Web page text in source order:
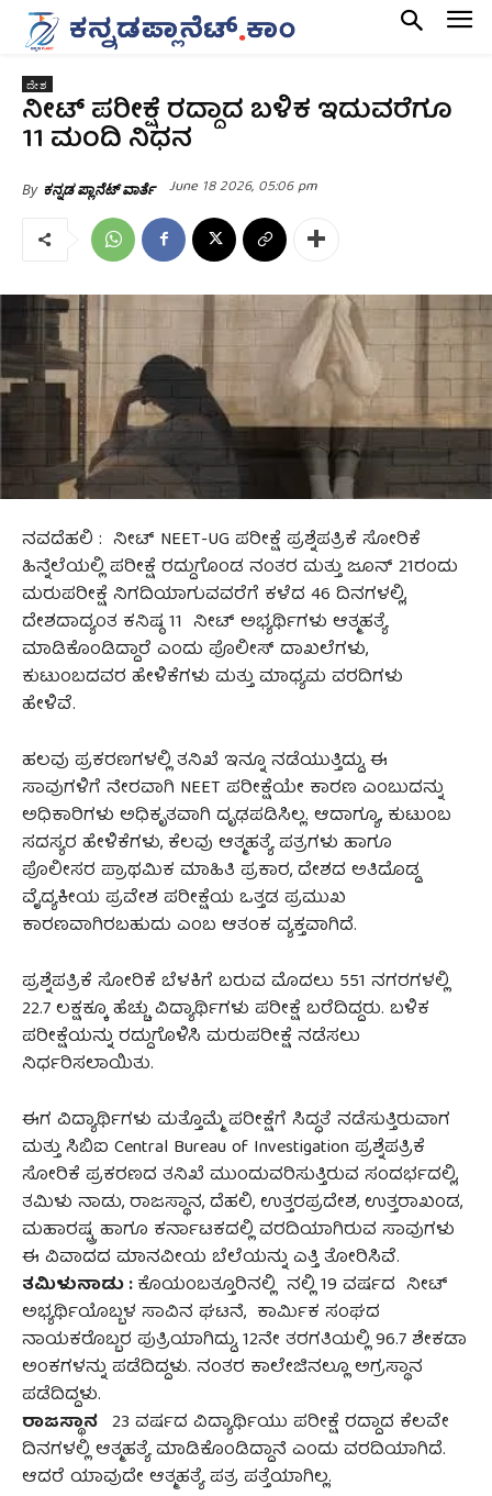
ದೇಶ
ನೀಟ್‌ ಪರೀಕ್ಷೆ ರದ್ದಾದ ಬಳಿಕ ಇದುವರೆಗೂ
11 ಮಂದಿ ನಿಧನ
By ಕನ್ನಡ ಪ್ಲಾನೆಟ್ ವಾರ್ತೆ June 18 2026, 05:06 pm
ನವದೆಹಲಿ : ನೀಟ್‌ NEET-UG ಪರೀಕ್ಷೆ ಪ್ರಶ್ನೆಪತ್ರಿಕೆ ಸೋರಿಕೆ
ಹಿನ್ನೆಲೆಯಲ್ಲಿ ಪರೀಕ್ಷೆ ರದ್ದುಗೊಂಡ ನಂತರ ಮತ್ತು ಜೂನ್ 21ರಂದು
ಮರುಪರೀಕ್ಷೆ ನಿಗದಿಯಾಗುವವರೆಗೆ ಕಳೆದ 46 ದಿನಗಳಲ್ಲಿ,
ದೇಶದಾದ್ಯಂತ ಕನಿಷ್ಠ 11 ನೀಟ್‌ ಅಭ್ಯರ್ಥಿಗಳು ಆತ್ಮಹತ್ಯೆ
ಮಾಡಿಕೊಂಡಿದ್ದಾರೆ ಎಂದು ಪೊಲೀಸ್ ದಾಖಲೆಗಳು,
ಕುಟುಂಬದವರ ಹೇಳಿಕೆಗಳು ಮತ್ತು ಮಾಧ್ಯಮ ವರದಿಗಳು
ಹೇಳಿವೆ.
ಹಲವು ಪ್ರಕರಣಗಳಲ್ಲಿ ತನಿಖೆ ಇನ್ನೂ ನಡೆಯುತ್ತಿದ್ದು, ಈ
ಸಾವುಗಳಿಗೆ ನೇರವಾಗಿ NEET ಪರೀಕ್ಷೆಯೇ ಕಾರಣ ಎಂಬುದನ್ನು
ಅಧಿಕಾರಿಗಳು ಅಧಿಕೃತವಾಗಿ ದೃಢಪಡಿಸಿಲ್ಲ. ಆದಾಗ್ಯೂ, ಕುಟುಂಬ
ಸದಸ್ಯರ ಹೇಳಿಕೆಗಳು, ಕೆಲವು ಆತ್ಮಹತ್ಯೆ ಪತ್ರಗಳು ಹಾಗೂ
ಪೊಲೀಸರ ಪ್ರಾಥಮಿಕ ಮಾಹಿತಿ ಪ್ರಕಾರ, ದೇಶದ ಅತಿದೊಡ್ಡ
ವೈದ್ಯಕೀಯ ಪ್ರವೇಶ ಪರೀಕ್ಷೆಯ ಒತ್ತಡ ಪ್ರಮುಖ
ಕಾರಣವಾಗಿರಬಹುದು ಎಂಬ ಆತಂಕ ವ್ಯಕ್ತವಾಗಿದೆ.
ಪ್ರಶ್ನೆಪತ್ರಿಕೆ ಸೋರಿಕೆ ಬೆಳಕಿಗೆ ಬರುವ ಮೊದಲು 551 ನಗರಗಳಲ್ಲಿ
22.7 ಲಕ್ಷಕ್ಕೂ ಹೆಚ್ಚು ವಿದ್ಯಾರ್ಥಿಗಳು ಪರೀಕ್ಷೆ ಬರೆದಿದ್ದರು. ಬಳಿಕ
ಪರೀಕ್ಷೆಯನ್ನು ರದ್ದುಗೊಳಿಸಿ ಮರುಪರೀಕ್ಷೆ ನಡೆಸಲು
ನಿರ್ಧರಿಸಲಾಯಿತು.
ಈಗ ವಿದ್ಯಾರ್ಥಿಗಳು ಮತ್ತೊಮ್ಮೆ ಪರೀಕ್ಷೆಗೆ ಸಿದ್ಧತೆ ನಡೆಸುತ್ತಿರುವಾಗ
ಮತ್ತು ಸಿಬಿಐ Central Bureau of Investigation ಪ್ರಶ್ನೆಪತ್ರಿಕೆ
ಸೋರಿಕೆ ಪ್ರಕರಣದ ತನಿಖೆ ಮುಂದುವರಿಸುತ್ತಿರುವ ಸಂದರ್ಭದಲ್ಲಿ,
ತಮಿಳು ನಾಡು, ರಾಜಸ್ಥಾನ, ದೆಹಲಿ, ಉತ್ತರಪ್ರದೇಶ, ಉತ್ತರಾಖಂಡ,
ಮಹಾರಷ್ಟ್ರ ಹಾಗೂ ಕರ್ನಾಟಕದಲ್ಲಿ ವರದಿಯಾಗಿರುವ ಸಾವುಗಳು
ಈ ವಿವಾದದ ಮಾನವೀಯ ಬೆಲೆಯನ್ನು ಎತ್ತಿ ತೋರಿಸಿವೆ.
ತಮಿಳುನಾಡು :ಕೊಯಂಬತ್ತೂರಿನಲ್ಲಿ ನಲ್ಲಿ 19 ವರ್ಷದ ನೀಟ್
ಅಭ್ಯರ್ಥಿಯೊಬ್ಬಳ ಸಾವಿನ ಘಟನೆ, ‌ ಕಾರ್ಮಿಕ ಸಂಘದ
ನಾಯಕರೊಬ್ಬರ ಪುತ್ರಿಯಾಗಿದ್ದು, 12ನೇ ತರಗತಿಯಲ್ಲಿ 96.7 ಶೇಕಡಾ
ಅಂಕಗಳನ್ನು ಪಡೆದಿದ್ದಳು. ನಂತರ ಕಾಲೇಜಿನಲ್ಲೂ ಅಗ್ರಸ್ಥಾನ
ಪಡೆದಿದ್ದಳು.
ರಾಜಸ್ಥಾನ 23 ವರ್ಷದ ವಿದ್ಯಾರ್ಥಿಯು ಪರೀಕ್ಷೆ ರದ್ದಾದ ಕೆಲವೇ
ದಿನಗಳಲ್ಲಿ ಆತ್ಮಹತ್ಯೆ ಮಾಡಿಕೊಂಡಿದ್ದಾನೆ ಎಂದು ವರದಿಯಾಗಿದೆ.
ಆದರೆ ಯಾವುದೇ ಆತ್ಮಹತ್ಯೆ ಪತ್ರ ಪತ್ತೆಯಾಗಿಲ್ಲ.